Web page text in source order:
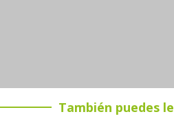
También puedes